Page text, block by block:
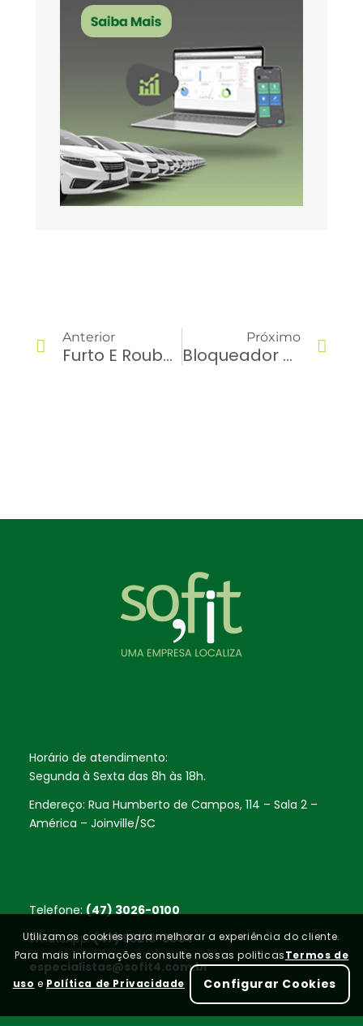
Anterior
Furto E Roubo De Veículos: 8 Formas De Prevenir Em Sua Frota
Próximo
Bloqueador Veicular: Vale A Pena Investir Na Sua Frota?
Horário de atendimento:
Segunda à Sexta das 8h às 18h.
Endereço: Rua Humberto de Campos, 114 – Sala 2 –
América – Joinville/SC
Telefone: (47) 3026-0100
WhatsApp:(47) 99213-3034
especialistas@sofit4.com.br
Utilizamos cookies para melhorar a experiência do cliente.
Para mais informações consulte nossas politicasTermos de
uso e Política de Privacidade Configurar Cookies